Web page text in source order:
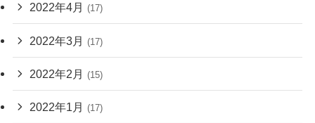
2022年4月 (17)
2022年3月 (17)
2022年2月 (15)
2022年1月 (17)